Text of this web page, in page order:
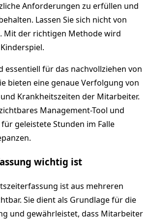
Anforderungen zu erfüllen und
Lassen Sie sich nicht von
Mit der richtigen Methode wird
essentiell für das nachvollziehen von
bieten eine genaue Verfolgung von
Krankheitszeiten der Mitarbeiter.
Management-Tool und
geleistete Stunden im Falle
wichtig ist
ist aus mehreren
Sie dient als Grundlage für die
und gewährleistet, dass Mitarbeiter